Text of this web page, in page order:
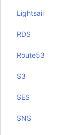
Lightsail
RDS
Route53
S3
SES
SNS